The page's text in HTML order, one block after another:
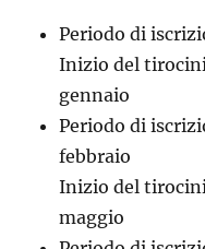
Periodo di
Inizio del
gennaio
Periodo di
febbraio
Inizio del
maggio